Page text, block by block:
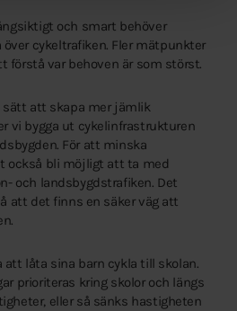
och smart behöver
cykeltrafiken. Fler mätpunkter
förstå var behoven är som störst.
sätt att skapa mer jämlik
vi bygga ut cykelinfrastrukturen
För att minska
också bli möjligt att ta med
och landsbygdstrafiken. Det
att det finns en säker väg att
att låta sina barn cykla till skolan.
prioriteras kring skolor och längs
eller så sänks hastigheten